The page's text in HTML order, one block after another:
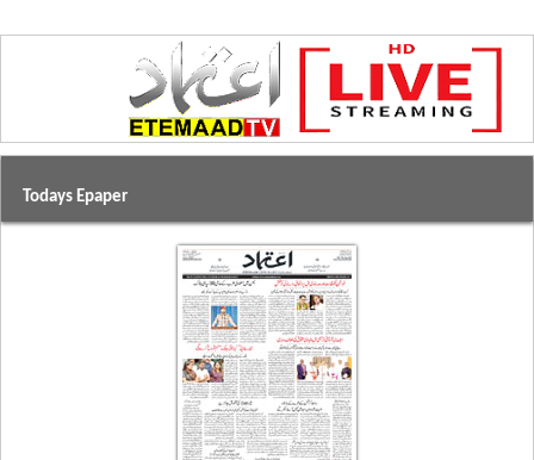
Todays Epaper